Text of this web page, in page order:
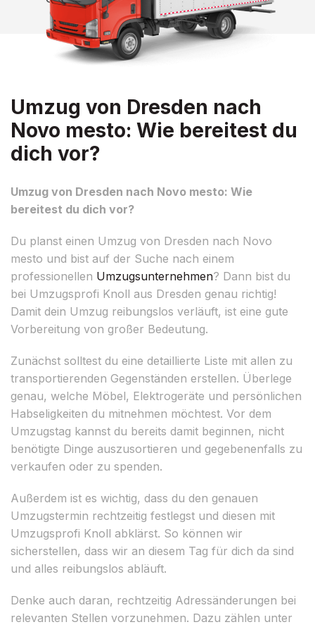
Umzug von Dresden nach
Novo mesto: Wie bereitest du
dich vor?
Umzug von Dresden nach Novo mesto: Wie
bereitest du dich vor?
Du planst einen Umzug von Dresden nach Novo
mesto und bist auf der Suche nach einem
professionellen Umzugsunternehmen? Dann bist du
bei Umzugsprofi Knoll aus Dresden genau richtig!
Damit dein Umzug reibungslos verläuft, ist eine gute
Vorbereitung von großer Bedeutung.
Zunächst solltest du eine detaillierte Liste mit allen zu
transportierenden Gegenständen erstellen. Überlege
genau, welche Möbel, Elektrogeräte und persönlichen
Habseligkeiten du mitnehmen möchtest. Vor dem
Umzugstag kannst du bereits damit beginnen, nicht
benötigte Dinge auszusortieren und gegebenenfalls zu
verkaufen oder zu spenden.
Außerdem ist es wichtig, dass du den genauen
Umzugstermin rechtzeitig festlegst und diesen mit
Umzugsprofi Knoll abklärst. So können wir
sicherstellen, dass wir an diesem Tag für dich da sind
und alles reibungslos abläuft.
Denke auch daran, rechtzeitig Adressänderungen bei
relevanten Stellen vorzunehmen. Dazu zählen unter